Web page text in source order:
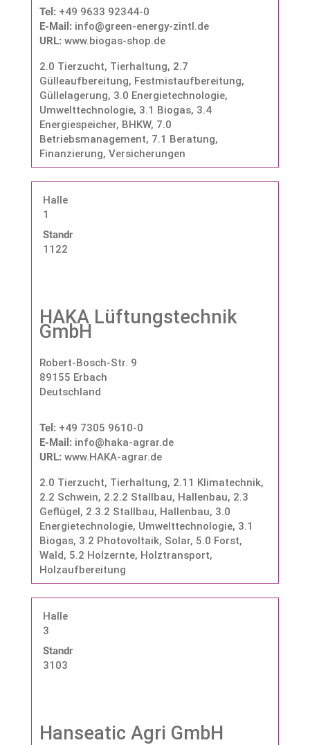
Tel: +49 9633 92344-0
E-Mail: info@green-energy-zintl.de
URL: www.biogas-shop.de
2.0 Tierzucht, Tierhaltung, 2.7
Gülleaufbereitung, Festmistaufbereitung,
Güllelagerung, 3.0 Energietechnologie,
Umwelttechnologie, 3.1 Biogas, 3.4
Energiespeicher, BHKW, 7.0
Betriebsmanagement, 7.1 Beratung,
Finanzierung, Versicherungen
Halle
1
Standnummer:
1122
HAKA Lüftungstechnik
GmbH
Robert-Bosch-Str. 9
89155 Erbach
Deutschland
Tel: +49 7305 9610-0
E-Mail: info@haka-agrar.de
URL: www.HAKA-agrar.de
2.0 Tierzucht, Tierhaltung, 2.11 Klimatechnik,
2.2 Schwein, 2.2.2 Stallbau, Hallenbau, 2.3
Geflügel, 2.3.2 Stallbau, Hallenbau, 3.0
Energietechnologie, Umwelttechnologie, 3.1
Biogas, 3.2 Photovoltaik, Solar, 5.0 Forst,
Wald, 5.2 Holzernte, Holztransport,
Holzaufbereitung
Halle
3
Standnummer:
3103
Hanseatic Agri GmbH